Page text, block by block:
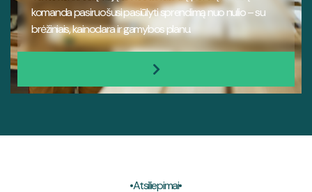
komanda pasiruošusi pasiūlyti sprendimą nuo nulio – su
brėžiniais, kainodara ir gamybos planu.

Atsiliepimai